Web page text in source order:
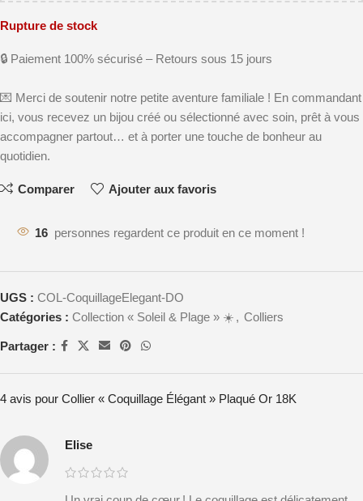
Rupture de stock
🔒 Paiement 100% sécurisé – Retours sous 15 jours
💌 Merci de soutenir notre petite aventure familiale ! En commandant
ici, vous recevez un bijou créé ou sélectionné avec soin, prêt à vous
accompagner partout… et à porter une touche de bonheur au
quotidien.
Comparer Ajouter aux favoris
16 personnes regardent ce produit en ce moment !
UGS : COL-CoquillageElegant-DO
Catégories : Collection « Soleil & Plage » ☀️ , Colliers
Partager :
4 avis pour Collier « Coquillage Élégant » Plaqué Or 18K
Elise